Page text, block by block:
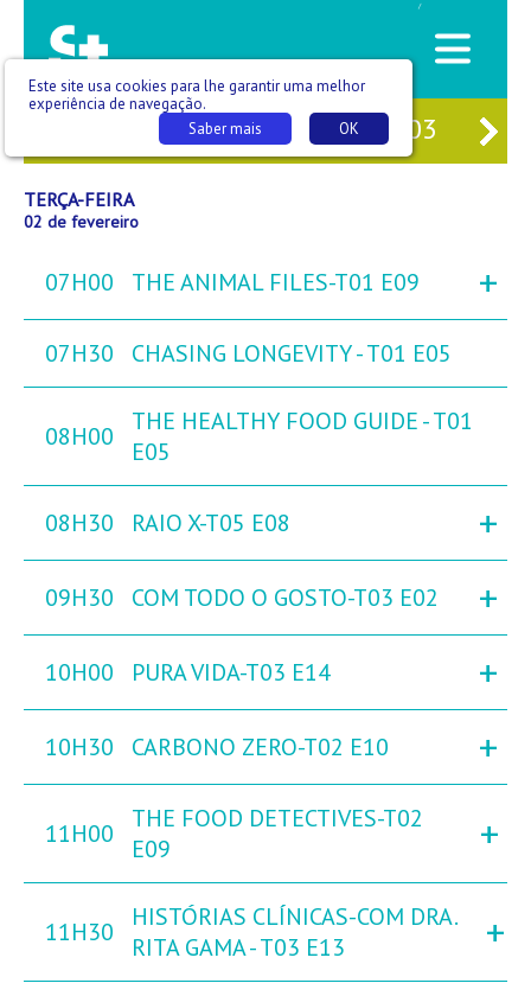
/
01 TER 02 QUA 03 QUI
TERÇA-FEIRA
02 de fevereiro
07H00 THE ANIMAL FILES-T01 E09 +
07H30 CHASING LONGEVITY - T01 E05
08H00
THE HEALTHY FOOD GUIDE - T01
E05
08H30 RAIO X-T05 E08 +
09H30 COM TODO O GOSTO-T03 E02 +
10H00 PURA VIDA-T03 E14 +
10H30 CARBONO ZERO-T02 E10 +
11H00
THE FOOD DETECTIVES-T02
E09
+
11H30
HISTÓRIAS CLÍNICAS-COM DRA.
RITA GAMA - T03 E13
+
Este site usa cookies para lhe garantir uma melhor
experiência de navegação.
OK
Saber mais